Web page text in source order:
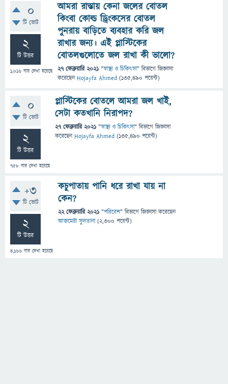
0
টি ভোট
2
টি উত্তর
1,016 বার দেখা হয়েছে
আমরা রাস্তায় কেনা জলের বোতল
কিংবা কোল্ড ড্রিংকসের বোতল
পুনরায় বাড়িতে ব্যবহার করি জল
রাখার জন্য। এই প্লাস্টিকের
বোতলগুলোতে জল রাখা কী ভালো?
27 ফেব্রুয়ারি 2021 "স্বাস্থ্য ও চিকিৎসা" বিভাগে জিজ্ঞাসা
করেছেনHojayfa Ahmed (135,490 পয়েন্ট)
0
টি ভোট
2
টি উত্তর
758 বার দেখা হয়েছে
প্লাস্টিকের বোতলে আমরা জল খাই,
সেটা কতখানি নিরাপদ?
27 ফেব্রুয়ারি 2021 "স্বাস্থ্য ও চিকিৎসা" বিভাগে জিজ্ঞাসা
করেছেনHojayfa Ahmed (135,490 পয়েন্ট)
+3
টি ভোট
2
টি উত্তর
4,166 বার দেখা হয়েছে
কচুপাতায় পানি ধরে রাখা যায় না
কেন?
22 ফেব্রুয়ারি 2021 "পরিবেশ" বিভাগে জিজ্ঞাসাকরেছেন
আজমেরী সুলতানা (2,300 পয়েন্ট)